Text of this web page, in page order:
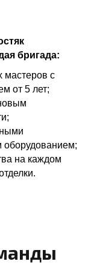
бригада:
мастеров с
от 5 лет;
на каждом